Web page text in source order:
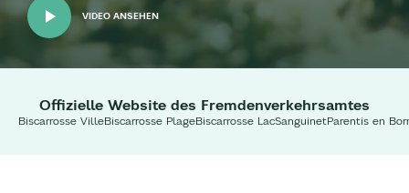
VIDEO ANSEHEN
Offizielle Website des Fremdenverkehrsamtes
Biscarrosse VilleBiscarrosse PlageBiscarrosse LacSanguinetParentis en